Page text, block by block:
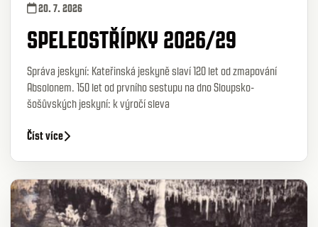
20. 7. 2026
SPELEOSTŘÍPKY 2026/29
Správa jeskyní: Kateřinská jeskyně slaví 120 let od zmapování
Absolonem. 150 let od prvního sestupu na dno Sloupsko-
šošůvských jeskyní: k výročí sleva
Číst více